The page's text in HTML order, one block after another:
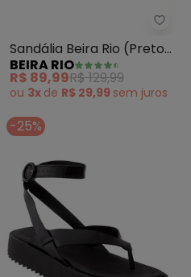
Sandália Beira Rio (Preto)
em Sintético
BEIRA RIO
R$ 89,99R$ 129,99
ou 3x de R$ 29,99 sem juros
-25%